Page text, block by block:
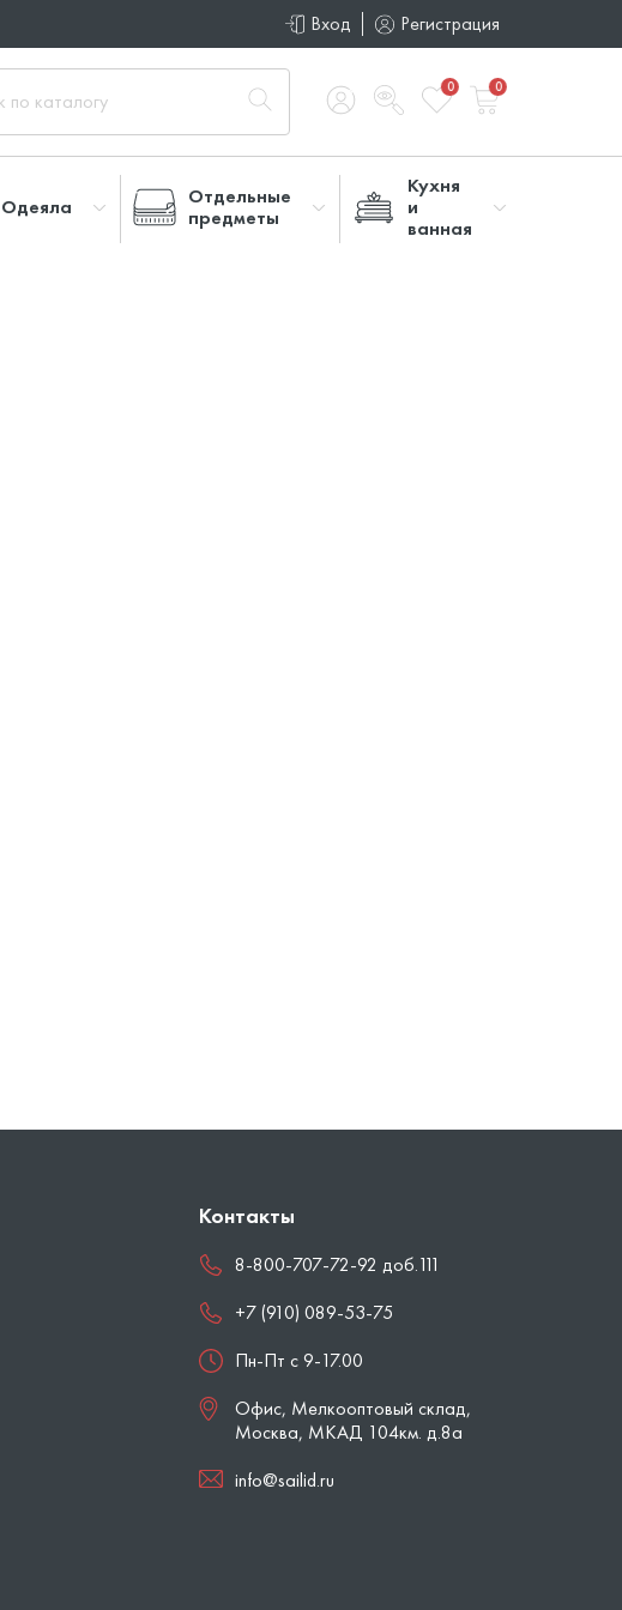
Вход Регистрация
0 0
Одеяла
Отдельные
предметы
Кухня
и
ванная
Контакты
8-800-707-72-92 доб.111
+7 (910) 089-53-75
Пн-Пт с 9-17.00
Офис, Мелкооптовый склад,
Москва, МКАД 104км. д.8а
info@sailid.ru